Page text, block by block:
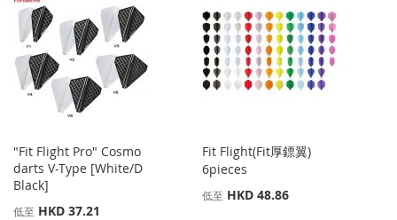
到
收
藏
比
較
到
收
藏
並
比
較
"Fit Flight Pro" Cosmo
darts V-Type [White/D
Black]
低至 HKD 37.21
Fit Flight(Fit厚鏢翼)
6pieces
低至 HKD 48.86